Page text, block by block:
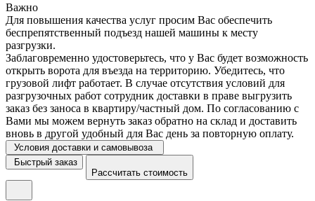
Важно
Для повышения качества услуг просим Вас обеспечить
беспрепятственный подъезд нашей машины к месту
разгрузки.
Заблаговременно удостоверьтесь, что у Вас будет возможность
открыть ворота для въезда на территорию. Убедитесь, что
грузовой лифт работает. В случае отсутствия условий для
разгрузочных работ сотрудник доставки в праве выгрузить
заказ без заноса в квартиру/частный дом. По согласованию с
Вами мы можем вернуть заказ обратно на склад и доставить
вновь в другой удобный для Вас день за повторную оплату.
Условия доставки и самовывоза
Быстрый заказ
Рассчитать стоимость